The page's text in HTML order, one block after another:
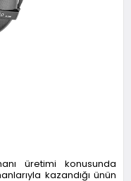
üretimi konusunda
kazandığı ünün